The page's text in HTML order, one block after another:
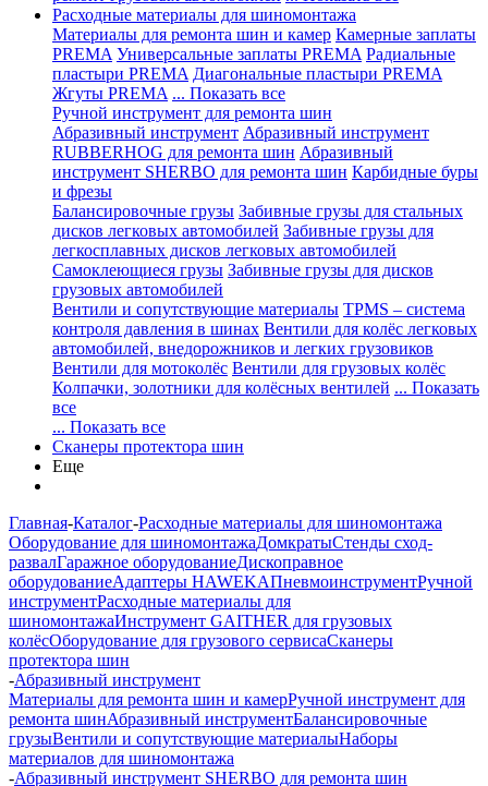
Расходные материалы для шиномонтажа
Материалы для ремонта шин и камер Камерные заплаты
PREMA Универсальные заплаты PREMA Радиальные
пластыри PREMA Диагональные пластыри PREMA
Жгуты PREMA ... Показать все
Ручной инструмент для ремонта шин
Абразивный инструмент Абразивный инструмент
RUBBERHOG для ремонта шин Абразивный
инструмент SHERBO для ремонта шин Карбидные буры
и фрезы
Балансировочные грузы Забивные грузы для стальных
дисков легковых автомобилей Забивные грузы для
легкосплавных дисков легковых автомобилей
Самоклеющиеся грузы Забивные грузы для дисков
грузовых автомобилей
Вентили и сопутствующие материалы TPMS – система
контроля давления в шинах Вентили для колёс легковых
автомобилей, внедорожников и легких грузовиков
Вентили для мотоколёс Вентили для грузовых колёс
Колпачки, золотники для колёсных вентилей ... Показать
все
... Показать все
Сканеры протектора шин
Еще
Главная-Каталог-Расходные материалы для шиномонтажа
Оборудование для шиномонтажаДомкратыСтенды сход-
развалГаражное оборудованиеДископравное
оборудованиеАдаптеры HAWEKAПневмоинструментРучной
инструментРасходные материалы для
шиномонтажаИнструмент GAITHER для грузовых
колёсОборудование для грузового сервисаСканеры
протектора шин
-Абразивный инструмент
Материалы для ремонта шин и камерРучной инструмент для
ремонта шинАбразивный инструментБалансировочные
грузыВентили и сопутствующие материалыНаборы
материалов для шиномонтажа
-Абразивный инструмент SHERBO для ремонта шин